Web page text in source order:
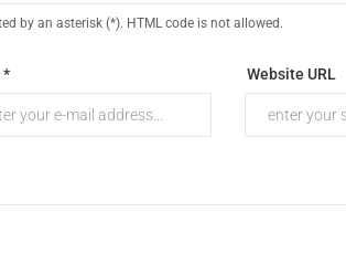
by an asterisk (*). HTML code is not allowed.
* Website URL